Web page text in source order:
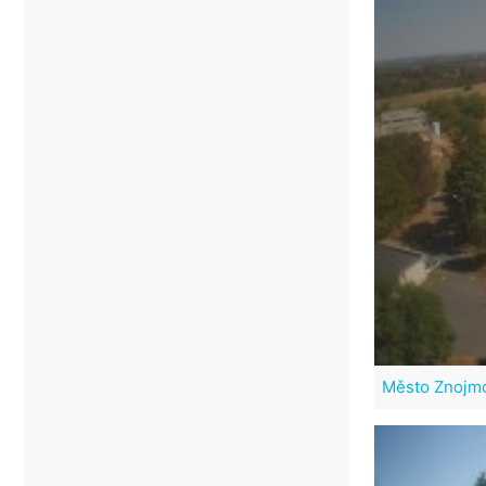
Město